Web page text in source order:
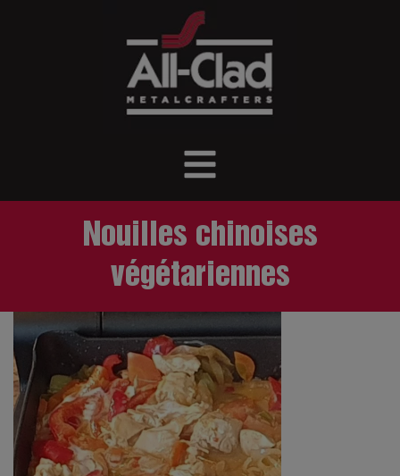
Nouilles chinoises
végétariennes